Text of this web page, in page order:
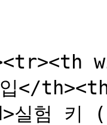
</
실험 키